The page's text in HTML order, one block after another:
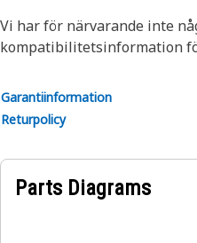
Vi har för närvarande inte
kompatibilitetsinformation
Garantiinformation
Returpolicy
Parts Diagrams